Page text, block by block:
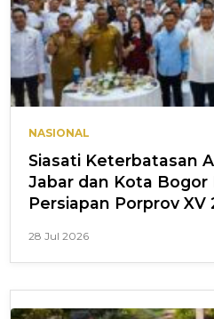
NASIONAL
Siasati Keterbatasan
Jabar dan Kota Bogor
Persiapan Porprov XV
28 Jul 2026